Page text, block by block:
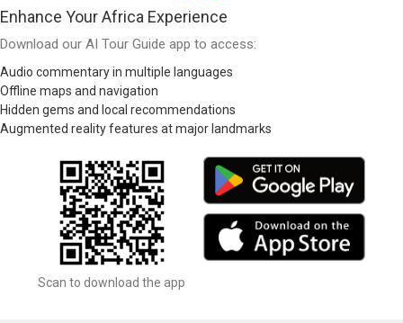
Enhance Your Africa Experience
Download our AI Tour Guide app to access:
Audio commentary in multiple languages
Offline maps and navigation
Hidden gems and local recommendations
Augmented reality features at major landmarks
Scan to download the app